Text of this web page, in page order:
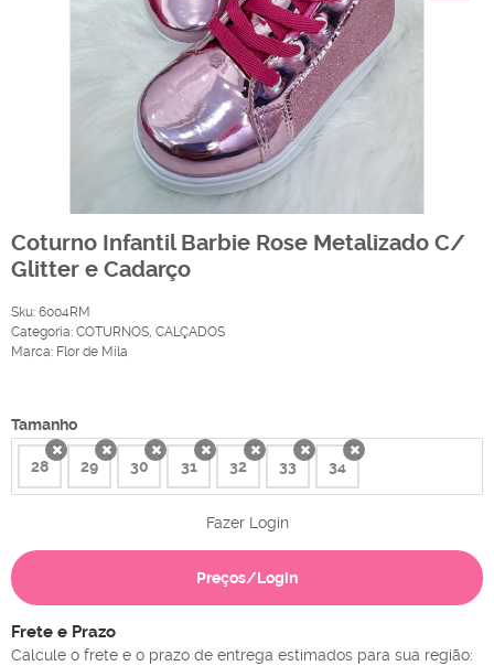
Coturno Infantil Barbie Rose Metalizado C/
Glitter e Cadarço
Sku: 6004RM
Categoria: COTURNOS, CALÇADOS
Marca: Flor de Mila
Tamanho
28x 29x 30x 31x 32x 33x 34x
Fazer Login
Preços/Login
Frete e Prazo
Calcule o frete e o prazo de entrega estimados para sua região: